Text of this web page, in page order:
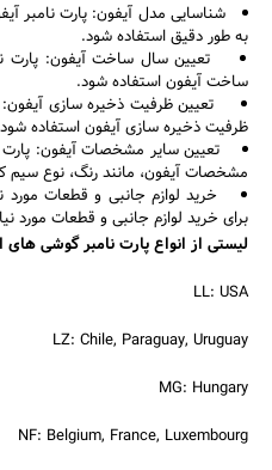
شناسایی مدل آیفون: پارت نامبر
به طور دقیق استفاده شود.
تعیین سال ساخت آیفون: پارت
ساخت آیفون استفاده شود.
تعیین ظرفیت ذخیره سازی آیفون:
ظرفیت ذخیره سازی آیفون استفاده
تعیین سایر مشخصات آیفون: پارت
مشخصات آیفون، مانند رنگ، نوع
خرید لوازم جانبی و قطعات مورد
برای خرید لوازم جانبی و قطعات مورد
لیستی از انواع پارت نامبر گوشی های
LL: USA
LZ: Chile, Paraguay, Uruguay
MG: Hungary
NF: Belgium, France, Luxembourg